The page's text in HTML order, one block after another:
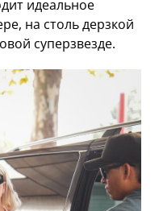
идеальное
на столь дерзкой
суперзвезде.